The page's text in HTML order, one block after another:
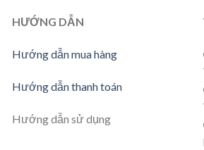
HƯỚNG DẪN
Hướng dẫn mua hàng
Hướng dẫn thanh toán
Hướng dẫn sử dụng